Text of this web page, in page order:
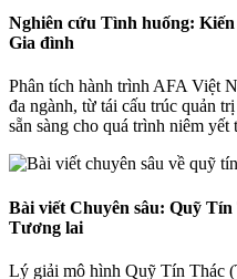
Nghiên cứu Tình huống:
Gia đình
Phân tích hành trình AFA Việt
đa ngành, từ tái cấu trúc quản
sẵn sàng cho quá trình niêm
Bài viết Chuyên sâu: Quỹ
Tương lai
Lý giải mô hình Quỹ Tín Thác